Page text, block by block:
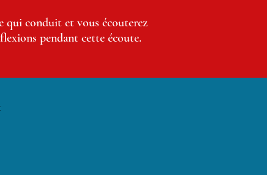
qui conduit et vous écouterez
pendant cette écoute.